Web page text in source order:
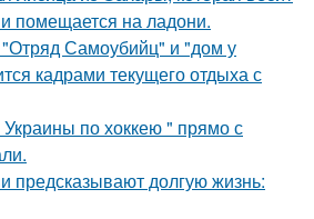
помещается на ладони.
Самоубийц" и "дом у
кадрами текущего отдыха с
по хоккею " прямо с
предсказывают долгую жизнь: